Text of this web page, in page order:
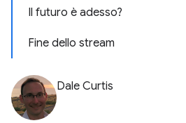
Il futuro è adesso?
Fine dello stream
Dale Curtis